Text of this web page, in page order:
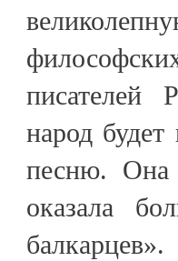
писателей
народ
песню. Она
оказала